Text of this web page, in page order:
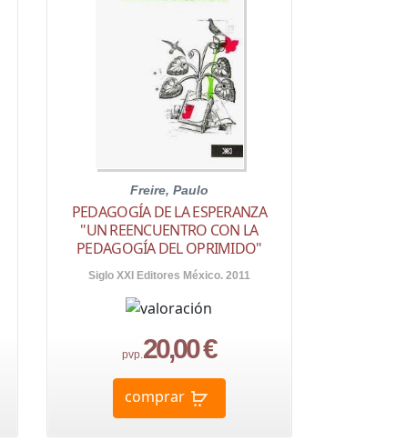
Freire, Paulo
PEDAGOGÍA DE LA ESPERANZA
"UN REENCUENTRO CON LA
PEDAGOGÍA DEL OPRIMIDO"
Siglo XXI Editores México. 2011
pvp.20,00 €
comprar